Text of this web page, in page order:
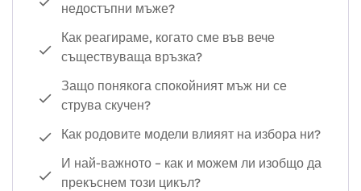
недостъпни мъже?
Как реагираме, когато сме във вече
съществуваща връзка?
Защо понякога спокойният мъж ни се
струва скучен?
Как родовите модели влияят на избора ни?
И най-важното – как и можем ли изобщо да
прекъснем този цикъл?